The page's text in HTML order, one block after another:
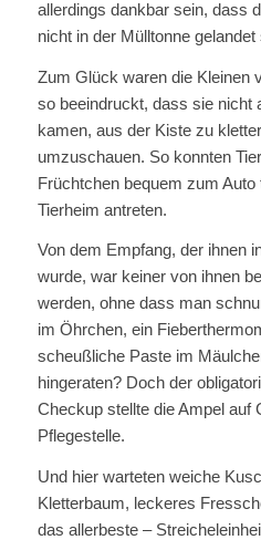
allerdings dankbar sein, dass
nicht in der Mülltonne gelandet
Zum Glück waren die Kleinen
so beeindruckt, dass sie nicht
kamen, aus der Kiste zu
umzuschauen. So konnten
Früchtchen bequem zum Auto
Tierheim antreten.
Von dem Empfang, der ihnen
wurde, war keiner von ihnen
werden, ohne dass man
im Öhrchen, ein
scheußliche Paste im
hingeraten? Doch der
Checkup stellte die Ampel auf
Pflegestelle.
Und hier warteten weiche
Kletterbaum, leckeres
das allerbeste –